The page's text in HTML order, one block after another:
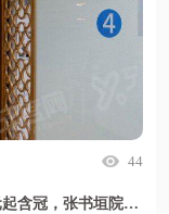
44
四川启辰口腔医院种植牙价格贵吗？2280 元起含冠，张书垣院长专攻高难度种植,甜伊严选小程序一键预约